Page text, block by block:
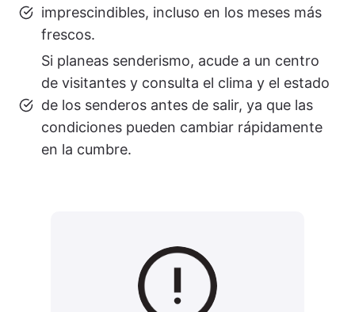
imprescindibles, incluso en los meses más
frescos.
Si planeas senderismo, acude a un centro
de visitantes y consulta el clima y el estado
de los senderos antes de salir, ya que las
condiciones pueden cambiar rápidamente
en la cumbre.